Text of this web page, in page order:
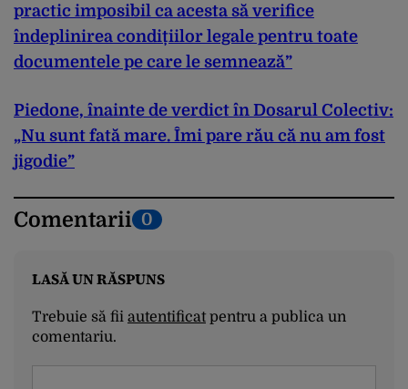
practic imposibil ca acesta să verifice
îndeplinirea condițiilor legale pentru toate
documentele pe care le semnează”
Piedone, înainte de verdict în Dosarul Colectiv:
„Nu sunt fată mare. Îmi pare rău că nu am fost
jigodie”
Comentarii 0
LASĂ UN RĂSPUNS
Trebuie să fii autentificatpentru a publica un
comentariu.